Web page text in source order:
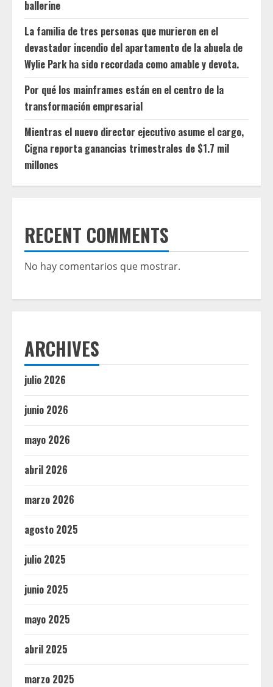
ballerine
La familia de tres personas que murieron en el
devastador incendio del apartamento de la abuela de
Wylie Park ha sido recordada como amable y devota.
Por qué los mainframes están en el centro de la
transformación empresarial
Mientras el nuevo director ejecutivo asume el cargo,
Cigna reporta ganancias trimestrales de $1.7 mil
millones
RECENT COMMENTS
No hay comentarios que mostrar.
ARCHIVES
julio 2026
junio 2026
mayo 2026
abril 2026
marzo 2026
agosto 2025
julio 2025
junio 2025
mayo 2025
abril 2025
marzo 2025